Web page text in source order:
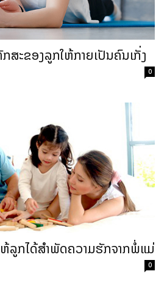
ສະຂອງລູກໃຫ້ກາຍເປັນຄົນເກັ່ງ
0
ລູກໄດ້ສຳພັດຄວາມຮັກຈາກພໍ່ແມ່
0